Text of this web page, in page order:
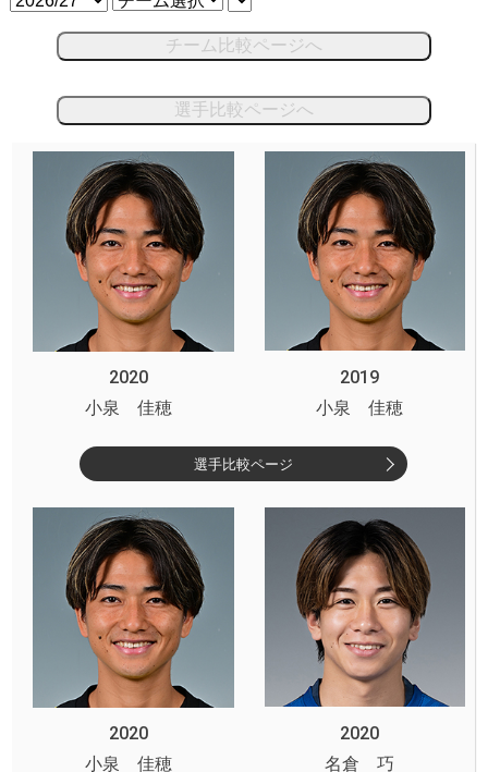
チーム比較ページへ
選手比較ページへ
2020
2019
小泉 佳穂
小泉 佳穂
選手比較ページ
2020
2020
小泉 佳穂
名倉 巧